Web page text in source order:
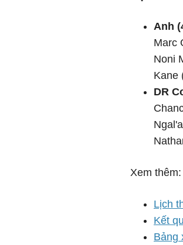
Anh
Marc
Noni
Kane
DR
Xem thêm:
Lịch
Kết
Bảng